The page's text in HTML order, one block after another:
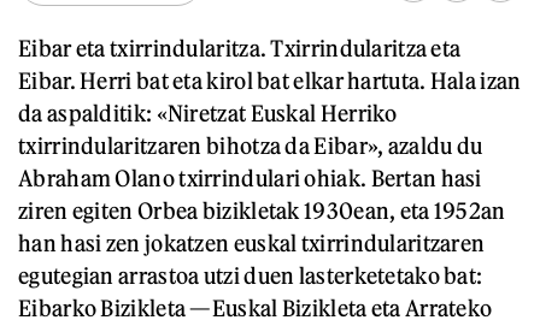
Eibar eta txirrindularitza. Txirrindularitza eta
Eibar. Herri bat eta kirol bat elkar hartuta. Hala izan
da aspalditik: «Niretzat Euskal Herriko
txirrindularitzaren bihotza da Eibar», azaldu du
Abraham Olano txirrindulari ohiak. Bertan hasi
ziren egiten Orbea bizikletak 1930ean, eta 1952an
han hasi zen jokatzen euskal txirrindularitzaren
egutegian arrastoa utzi duen lasterketetako bat:
Eibarko Bizikleta —Euskal Bizikleta eta Arrateko